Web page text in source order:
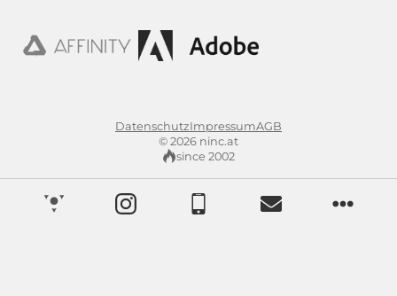
DatenschutzImpressumAGB
© 2026 ninc.at
since 2002